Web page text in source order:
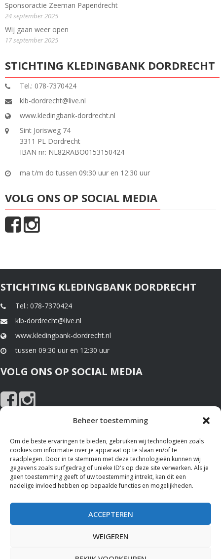
Beheer toestemming
Om de beste ervaringen te bieden, gebruiken wij technologieën zoals
cookies om informatie over je apparaat op te slaan en/of te
raadplegen. Door in te stemmen met deze technologieën kunnen wij
gegevens zoals surfgedrag of unieke ID's op deze site verwerken. Als je
geen toestemming geeft of uw toestemming intrekt, kan dit een
nadelige invloed hebben op bepaalde functies en mogelijkheden.
ACCEPTEREN
WEIGEREN
Sponsoractie Zeeman Papendrecht
24 september 2025
Wij gaan weer open
17 september 2025
STICHTING KLEDINGBANK DORDRECHT
Tel.: 078-7370424
klb-dordrecht@live.nl
www.kledingbank-dordrecht.nl
Sint Jorisweg 74
3311 PL Dordrecht
IBAN nr: NL82RABO0153150424
ma t/m do tussen 09:30 uur en 12:30 uur
VOLG ONS OP SOCIAL MEDIA
STICHTING KLEDINGBANK DORDRECHT
Tel.: 078-7370424
klb-dordrecht@live.nl
www.kledingbank-dordrecht.nl
tussen 09:30 uur en 12:30 uur
VOLG ONS OP SOCIAL MEDIA
NIEUWS EN SPONSOREN
Nieuws
Sponsoren
Privacy Policyen het gebruik van
website.